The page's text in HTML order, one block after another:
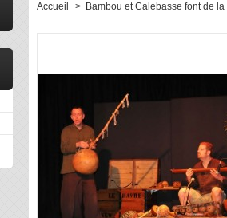
Accueil > Bambou et Calebasse font de la